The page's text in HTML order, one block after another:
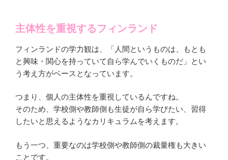
主体性を重視するフィンランド
フィンランドの学力観は、「 人間というものは、もとも
と興味・関心を持っていて自ら学んでいくものだ 」とい
う考え方がベースとなっています。
つまり、個人の主体性を重視しているんですね。
そのため、学校側や教師側も生徒が自ら学びたい、習得
したいと思えるようなカリキュラムを考えます。
もう一つ、重要なのは学校側や教師側の裁量権も大きい
ことです。